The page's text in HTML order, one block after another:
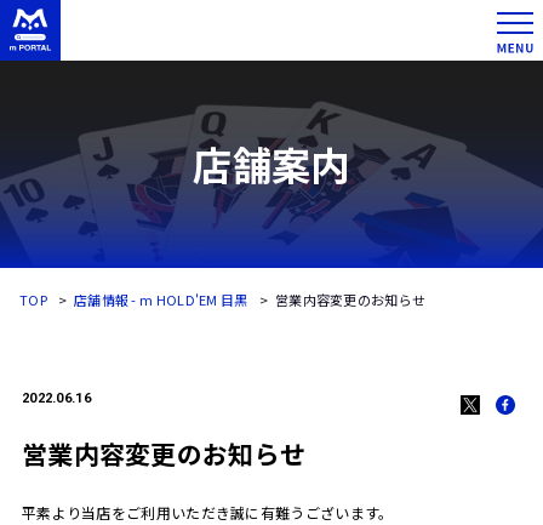
店舗案内
TOP 店舗情報 - m HOLD'EM 目黒 営業内容変更のお知らせ
2022.06.16
営業内容変更のお知らせ
平素より当店をご利用いただき誠に有難うございます。